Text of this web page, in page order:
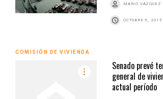
MARIO VÁZQUEZ
OCTUBRE 9, 2015
COMISIÓN DE VIVIENDA
Senado prevé
general de
actual período